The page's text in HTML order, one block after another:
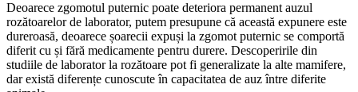
Deoarece zgomotul puternic poate deteriora permanent auzul
rozătoarelor de laborator, putem presupune că această expunere este
dureroasă, deoarece șoarecii expuși la zgomot puternic se comportă
diferit cu și fără medicamente pentru durere. Descoperirile din
studiile de laborator la rozătoare pot fi generalizate la alte mamifere,
dar există diferențe cunoscute în capacitatea de auz între diferite